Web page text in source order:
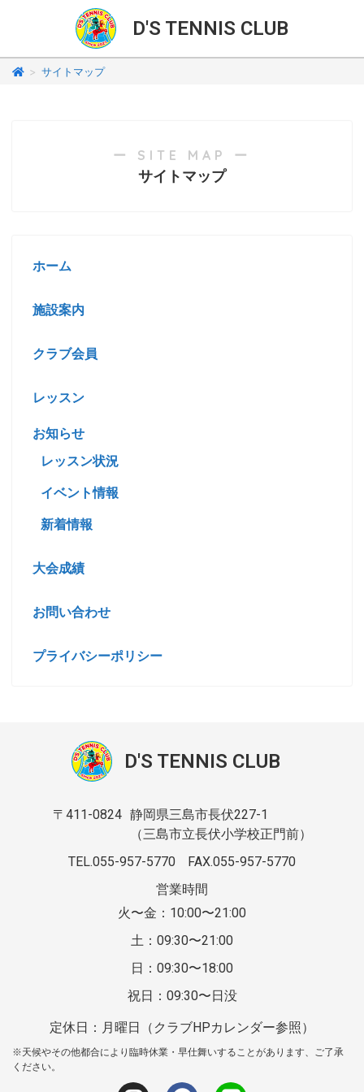
D'S TENNIS CLUB
> サイトマップ
ー SITE MAP ー
サイトマップ
ホーム
施設案内
クラブ会員
レッスン
お知らせ
レッスン状況
イベント情報
新着情報
大会成績
お問い合わせ
プライバシーポリシー
D'S TENNIS CLUB
〒411-0824 静岡県三島市長伏227-1
（三島市立長伏小学校正門前）
TEL.055-957-5770
FAX.055-957-5770
営業時間
火〜金：10:00〜21:00
土：09:30〜21:00
日：09:30〜18:00
祝日：09:30〜日没
定休日：月曜日（クラブHPカレンダー参照）
※天候やその他都合により臨時休業・早仕舞いすることがあります、ご了承
ください。